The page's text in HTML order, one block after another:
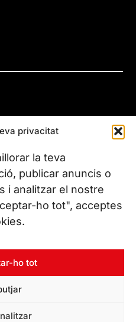
privacitat
la teva
publicar anuncis o
i analitzar el nostre
ho tot", acceptes
ho tot